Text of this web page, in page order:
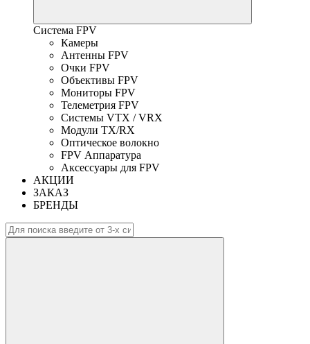
Система FPV
Камеры
Антенны FPV
Очки FPV
Объективы FPV
Мониторы FPV
Телеметрия FPV
Системы VTX / VRX
Модули TX/RX
Оптическое волокно
FPV Аппаратура
Аксессуары для FPV
АКЦИИ
ЗАКАЗ
БРЕНДЫ